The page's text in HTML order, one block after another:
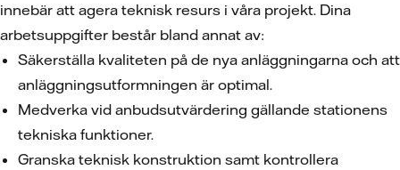
innebär att agera teknisk resurs i våra projekt. Dina
arbetsuppgifter består bland annat av:
Säkerställa kvaliteten på de nya anläggningarna och att
anläggningsutformningen är optimal.
Medverka vid anbudsutvärdering gällande stationens
tekniska funktioner.
Granska teknisk konstruktion samt kontrollera